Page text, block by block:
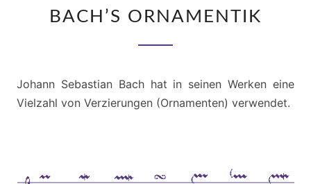
ORNAMENTIK
BACH’S ORNAMENTIK
Johann Sebastian Bach hat in seinen Werken eine
Vielzahl von Verzierungen (Ornamenten) verwendet.